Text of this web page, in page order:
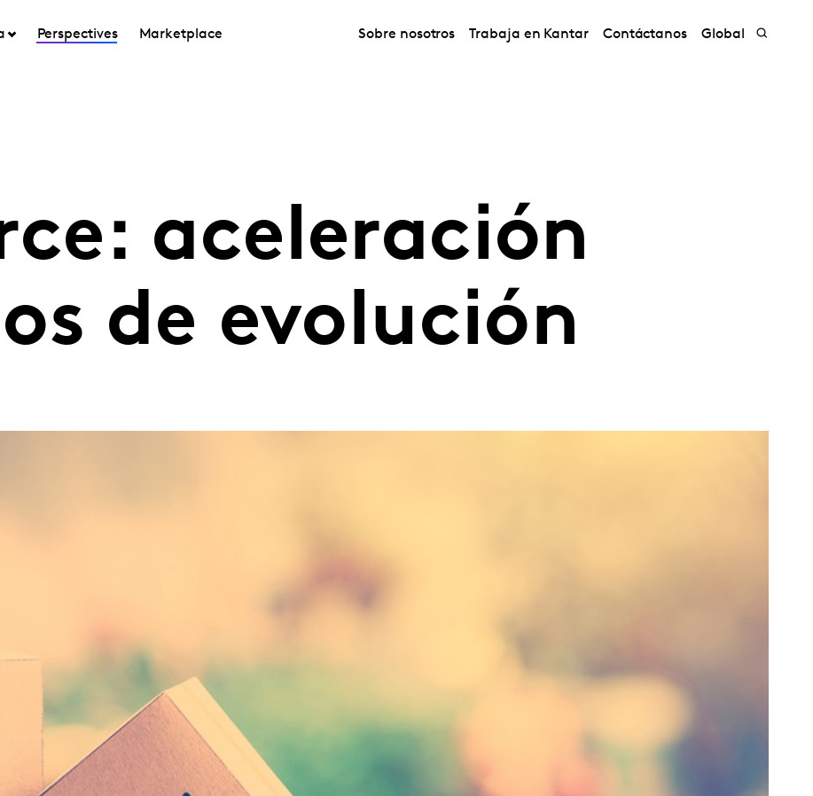
Perspectives Marketplace Sobre nosotros Trabaja en Kantar Contáctanos Global
aceleración
de evolución